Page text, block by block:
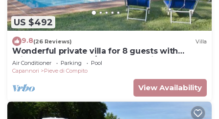
US $492
9.8(26 Reviews) Villa
Wonderful private villa for 8 guests with
private pool, WIFI, A/C, TV and patio, close to
Lucca
Air Conditioner Parking
Pool
Capannori
Pieve di Compito
View Availability